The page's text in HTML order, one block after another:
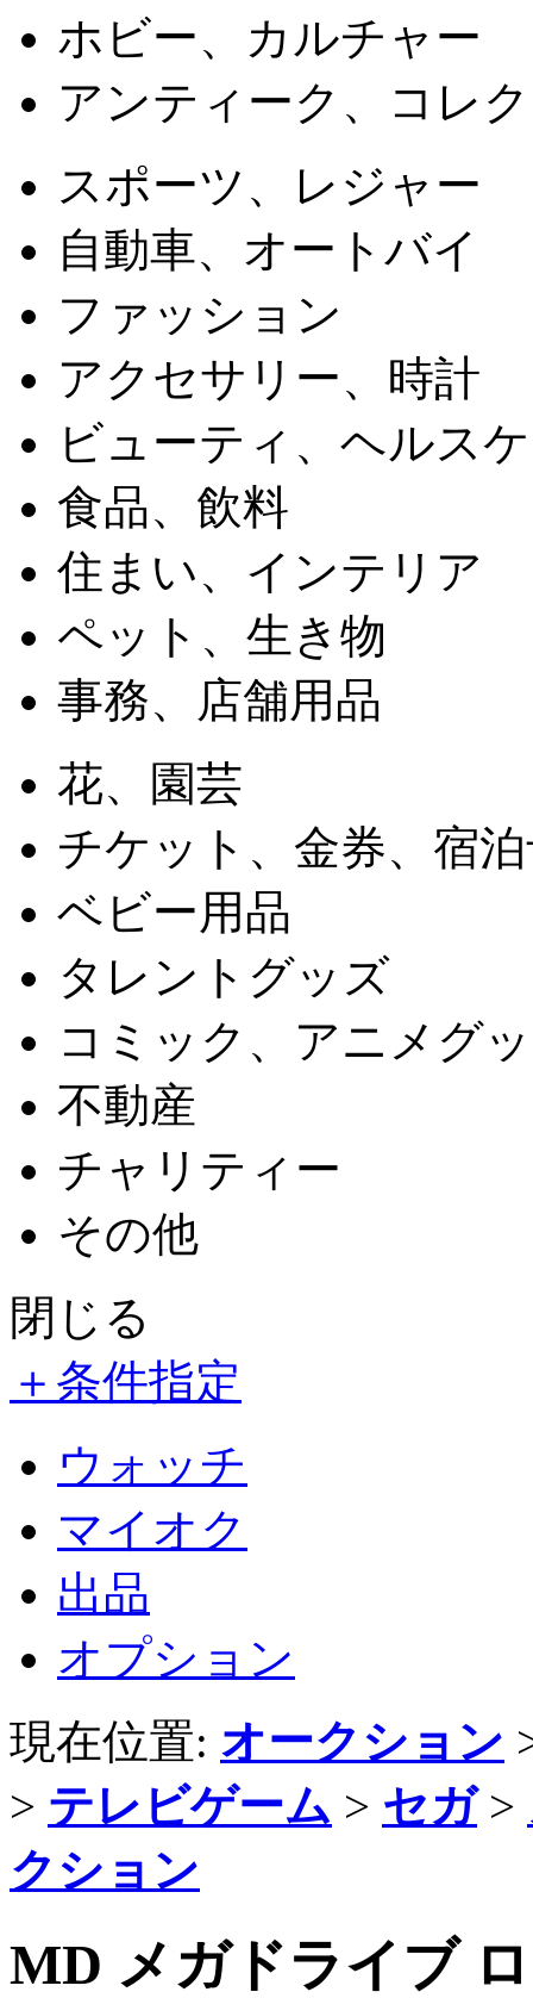
ホビー、カルチャー
アンティーク、コレ
スポーツ、レジャー
自動車、オートバイ
ファッション
アクセサリー、時計
ビューティ、ヘルス
食品、飲料
住まい、インテリア
ペット、生き物
事務、店舗用品
花、園芸
チケット、金券、宿
ベビー用品
タレントグッズ
コミック、アニメグ
不動産
チャリティー
その他
閉じる
＋ 条件指定
ウォッチ
マイオク
出品
オプション
現在位置: オークション
> テレビゲーム > セガ>
クション
MD メガドライブ